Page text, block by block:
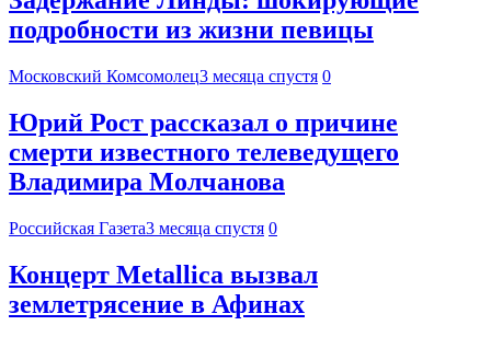
подробности из жизни певицы
Московский Комсомолец3 месяца спустя 0
Юрий Рост рассказал о причине
смерти известного телеведущего
Владимира Молчанова
Российская Газета3 месяца спустя 0
Концерт Metallica вызвал
землетрясение в Афинах